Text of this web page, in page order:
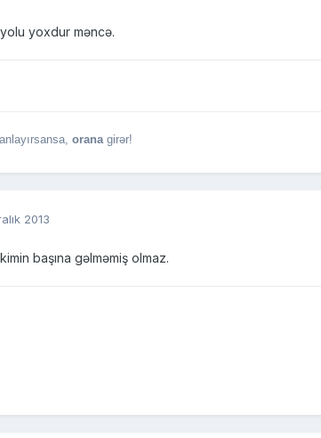
yoxdur məncə.
anlayırsansa, orana girər!
2013
başına gəlməmiş olmaz.